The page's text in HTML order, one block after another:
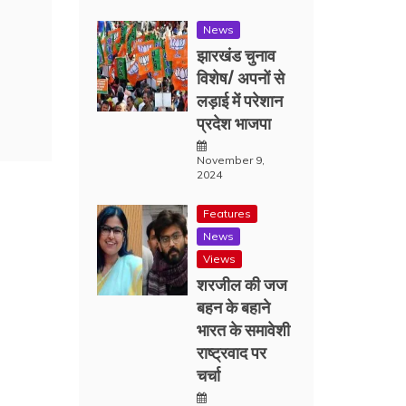
News
झारखंड चुनाव
विशेष/ अपनों से
लड़ाई में परेशान
प्रदेश भाजपा
November 9,
2024
Features
News
Views
शरजील की जज
बहन के बहाने
भारत के समावेशी
राष्ट्रवाद पर
चर्चा